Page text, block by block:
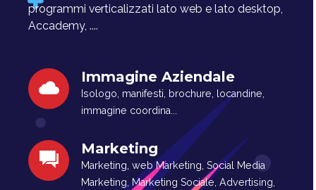
programmi verticalizzati lato web e lato desktop,
Accademy, ....
Immagine Aziendale
Isologo, manifesti, brochure, locandine,
immagine coordina...
Marketing
Marketing, web Marketing, Social Media
Marketing, Marketing Sociale, Advertising,